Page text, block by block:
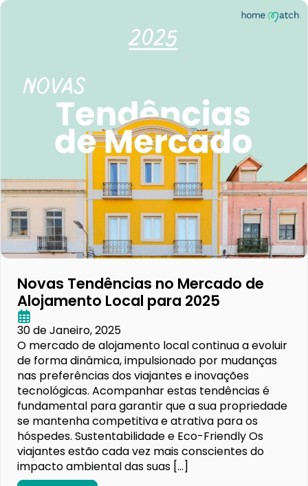
Novas Tendências no Mercado de
Alojamento Local para 2025
30 de Janeiro, 2025
O mercado de alojamento local continua a evoluir
de forma dinâmica, impulsionado por mudanças
nas preferências dos viajantes e inovações
tecnológicas. Acompanhar estas tendências é
fundamental para garantir que a sua propriedade
se mantenha competitiva e atrativa para os
hóspedes. Sustentabilidade e Eco-Friendly Os
viajantes estão cada vez mais conscientes do
impacto ambiental das suas […]